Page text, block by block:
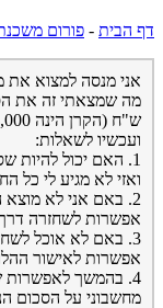
דף הבית - פורום
אני מנסה למצוא את
ש"ח (הקרן הינה 548,000 ש"ח בריבית קבועה ל-15 שנה).
ועכשיו לשאלות:
1. האם יכול להיות
ואזי לא מגיע לי כל
2. באם אני לא
אפשרות לשחזרה דרך
3. באם לא אוכל
אפשרות לאישור
4. בהמשך
מחשבוני על הסכום